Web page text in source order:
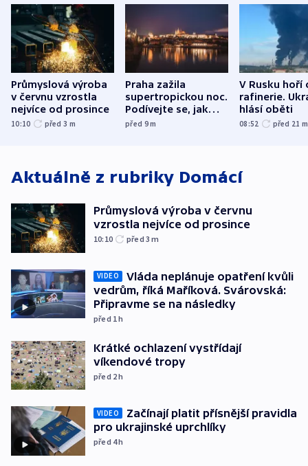
Průmyslová výroba
v červnu vzrostla
nejvíce od prosince
10:10 před 3 m
Praha zažila
supertropickou noc.
Podívejte se, jak
bylo u vás
před 9m
V Rusku hoří
rafinerie.
hlásí oběti
08:52 před 21 m
Aktuálně z rubriky Domácí
Průmyslová výroba v červnu
vzrostla nejvíce od prosince
10:10 před 3m
VIDEO
Vláda neplánuje opatření kvůli
vedrům, říká Maříková. Svárovská:
Připravme se na následky
před 1h
Krátké ochlazení vystřídají
víkendové tropy
před 2h
VIDEO
Začínají platit přísnější pravidla
pro ukrajinské uprchlíky
před 4h